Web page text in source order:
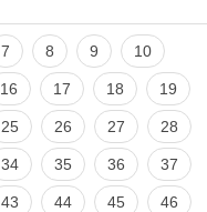
7 8 9 10
16 17 18 19
25 26 27 28
34 35 36 37
43 44 45 46